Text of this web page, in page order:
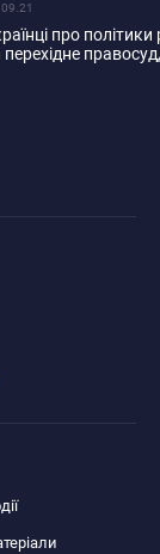
про політики
перехідне